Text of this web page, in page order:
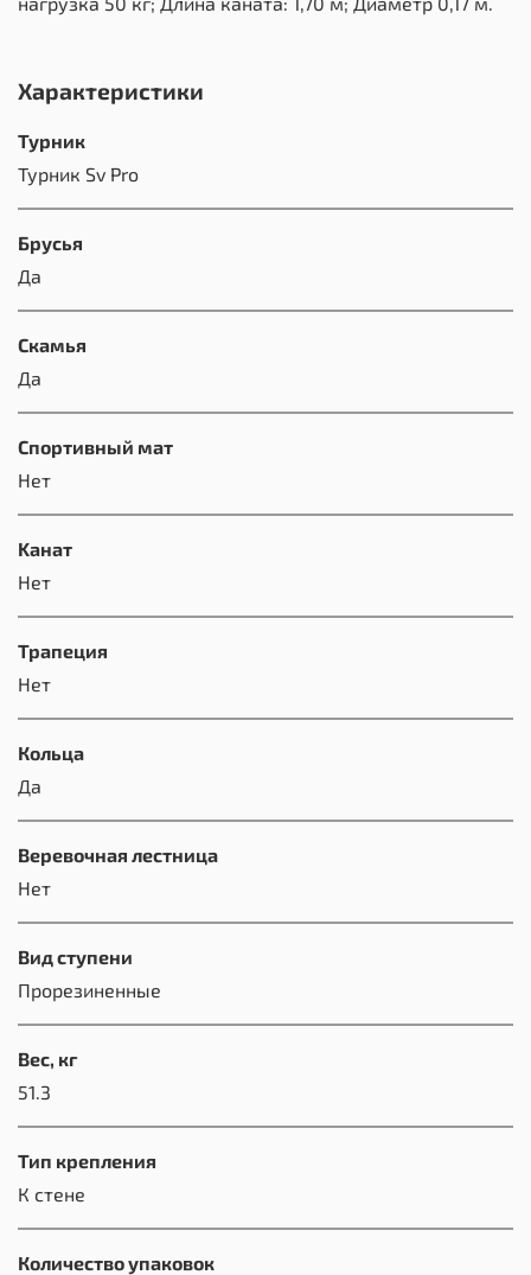
Характеристики
Турник
Турник Sv Pro
Брусья
Да
Скамья
Да
Спортивный мат
Нет
Kанат
Нет
Трапеция
Нет
Кольца
Да
Веревочная лестница
Нет
Вид ступени
Прорезиненные
Вес, кг
51.3
Тип крепления
К стене
Количество упаковок